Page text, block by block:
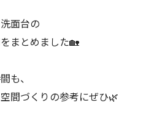
面台の
まとめました🏡
も、
間づくりの参考にぜひ🌿